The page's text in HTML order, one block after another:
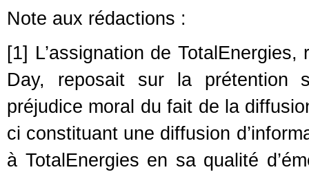
Note aux rédactions :
[1] L’assignation de
Day, reposait sur la prétention
préjudice moral du fait de la
ci constituant une diffusion
à TotalEnergies en sa qualité